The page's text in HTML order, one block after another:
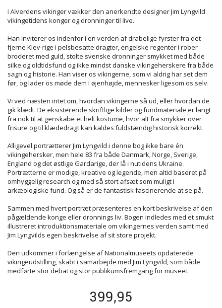
I Alverdens vikinger vækker den anerkendte designer Jim Lyngvild
vikingetidens konger og dronninger til live.
Han inviterer os indenfor i en verden af drabelige fyrster fra det
fjerne Kiev-rige i pelsbesatte dragter, engelske regenter i rober
broderet med guld, stolte svenske dronninger smykket med både
silke og oldtidsfund og ikke mindst danske vikingeherskere fra både
sagn og historie. Han viser os vikingerne, som vi aldrig har set dem
før, og lader os møde dem i øjenhøjde, mennesker ligesom os selv.
Vi ved næsten intet om, hvordan vikingerne så ud, eller hvordan de
gik klædt. De eksisterende skriftlige kilder og fundmateriale er langt
fra nok til at genskabe et helt kostume, hvor alt fra smykker over
frisure og til klædedragt kan kaldes fuldstændig historisk korrekt.
Alligevel portrætterer Jim Lyngvild i denne bog ikke bare én
vikingehersker, men hele 83 fra både Danmark, Norge, Sverige,
England og det østlige Gardarige, der lå i nutidens Ukraine.
Portrætterne er modige, kreative og legende, men altid baseret på
omhyggelig research og med så stort afsæt som muligt i
arkæologiske fund. Og så er de fantastisk fascinerende at se på.
Sammen med hvert portræt præsenteres en kort beskrivelse af den
pågældende konge eller dronnings liv. Bogen indledes med et smukt
illustreret introduktionsmateriale om vikingernes verden samt med
Jim Lyngvilds egen beskrivelse af sit store projekt.
Den udkommer i forlængelse af Nationalmuseets opdaterede
vikingeudstilling, skabt i samarbejde med Jim Lyngvild, som både
medførte stor debat og stor publikumsfremgang for museet.
399,95